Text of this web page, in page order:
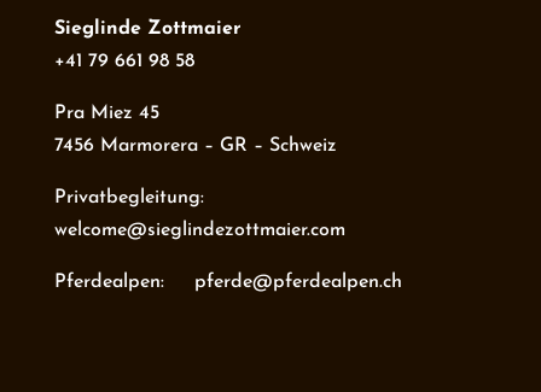
Sieglinde Zottmaier
+41 79 661 98 58
Pra Miez 45
7456 Marmorera – GR – Schweiz
Privatbegleitung:
welcome@sieglindezottmaier.com
Pferdealpen: pferde@pferdealpen.ch